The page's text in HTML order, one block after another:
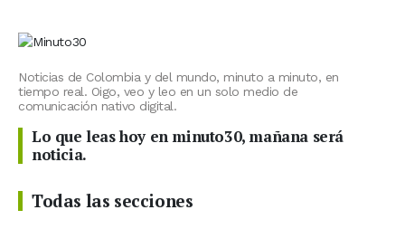
Noticias de Colombia y del mundo, minuto a minuto, en
tiempo real. Oigo, veo y leo en un solo medio de
comunicación nativo digital.
Lo que leas hoy en minuto30, mañana será
noticia.
Todas las secciones